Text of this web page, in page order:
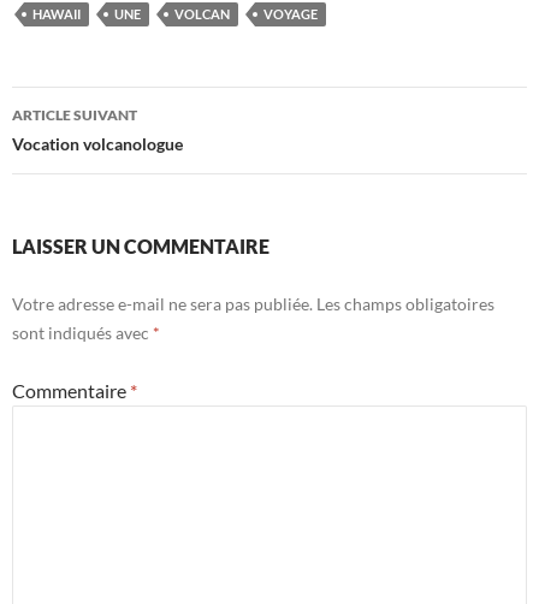
HAWAII UNE VOLCAN VOYAGE
Navigation
des
ARTICLE SUIVANT
Vocation volcanologue
LAISSER UN COMMENTAIRE
Votre adresse e-mail ne sera pas publiée. Les champs obligatoires
sont indiqués avec *
Commentaire *